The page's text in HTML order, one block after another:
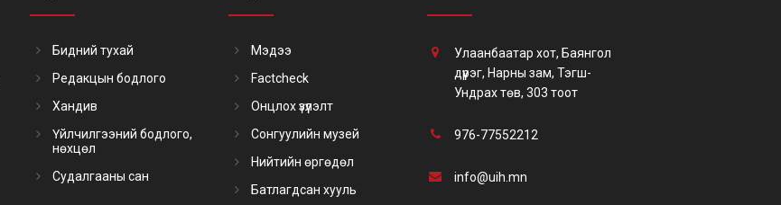
Бидний тухай
Редакцын бодлого
Хандив
Үйлчилгээний бодлого,
нөхцөл
Судалгааны сан
Мэдээ
Factcheck
Онцлох үзүүлэлт
Сонгуулийн музей
Нийтийн өргөдөл
Батлагдсан хууль
Улаанбаатар хот, Баянгол
дүүрэг, Нарны зам, Тэгш-
Ундрах төв, 303 тоот
976-77552212
info@uih.mn